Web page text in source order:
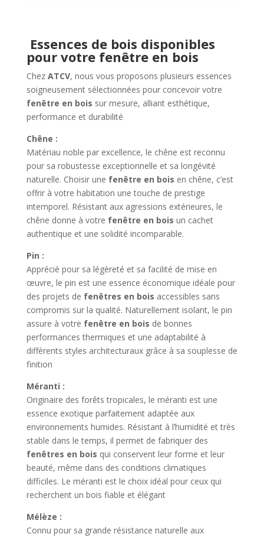
Essences de bois disponibles
pour votre fenêtre en bois
Chez ATCV, nous vous proposons plusieurs essences
soigneusement sélectionnées pour concevoir votre
fenêtre en bois sur mesure, alliant esthétique,
performance et durabilité
Chêne :
Matériau noble par excellence, le chêne est reconnu
pour sa robustesse exceptionnelle et sa longévité
naturelle. Choisir une fenêtre en bois en chêne, c’est
offrir à votre habitation une touche de prestige
intemporel. Résistant aux agressions extérieures, le
chêne donne à votre fenêtre en bois un cachet
authentique et une solidité incomparable.
Pin :
Apprécié pour sa légèreté et sa facilité de mise en
œuvre, le pin est une essence économique idéale pour
des projets de fenêtres en bois accessibles sans
compromis sur la qualité. Naturellement isolant, le pin
assure à votre fenêtre en bois de bonnes
performances thermiques et une adaptabilité à
différents styles architecturaux grâce à sa souplesse de
finition
Méranti :
Originaire des forêts tropicales, le méranti est une
essence exotique parfaitement adaptée aux
environnements humides. Résistant à l’humidité et très
stable dans le temps, il permet de fabriquer des
fenêtres en bois qui conservent leur forme et leur
beauté, même dans des conditions climatiques
difficiles. Le méranti est le choix idéal pour ceux qui
recherchent un bois fiable et élégant
Mélèze :
Connu pour sa grande résistance naturelle aux